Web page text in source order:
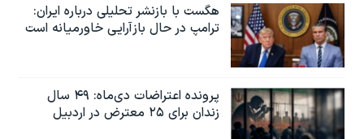
هگست با بازنشر تحلیلی درباره ایران:
ترامپ در حال بازآرایی خاورمیانه است
پرونده اعتراضات دی‌ماه: ۴۹ سال
زندان برای ۲۵ معترض در اردبیل